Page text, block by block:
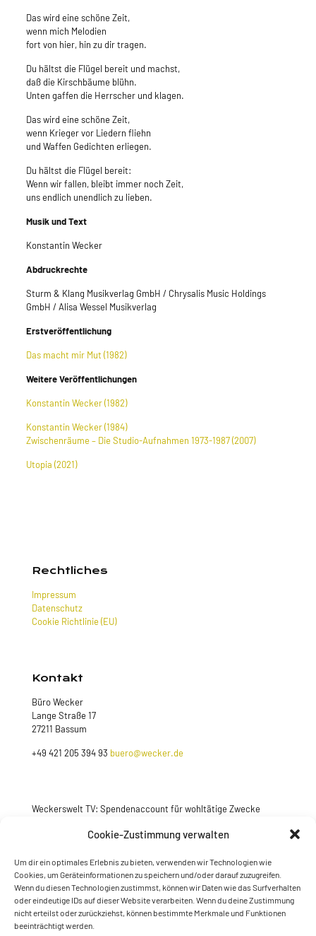
Cookie-Zustimmung verwalten
Um dir ein optimales Erlebnis zu bieten, verwenden wir Technologien wie
Cookies, um Geräteinformationen zu speichern und/oder darauf zuzugreifen.
Wenn du diesen Technologien zustimmst, können wir Daten wie das Surfverhalten
oder eindeutige IDs auf dieser Website verarbeiten. Wenn du deine Zustimmung
nicht erteilst oder zurückziehst, können bestimmte Merkmale und Funktionen
beeinträchtigt werden.
Das wird eine schöne Zeit,
wenn mich Melodien
fort von hier, hin zu dir tragen.
Du hältst die Flügel bereit und machst,
daß die Kirschbäume blühn.
Unten gaffen die Herrscher und klagen.
Das wird eine schöne Zeit,
wenn Krieger vor Liedern fliehn
und Waffen Gedichten erliegen.
Du hältst die Flügel bereit:
Wenn wir fallen, bleibt immer noch Zeit,
uns endlich unendlich zu lieben.
Musik und Text
Konstantin Wecker
Abdruckrechte
Sturm & Klang Musikverlag GmbH / Chrysalis Music Holdings
GmbH / Alisa Wessel Musikverlag
Erstveröffentlichung
Das macht mir Mut (1982)
Weitere Veröffentlichungen
Konstantin Wecker (1982)
Konstantin Wecker (1984)
Zwischenräume – Die Studio-Aufnahmen 1973-1987 (2007)
Utopia (2021)
Rechtliches
Impressum
Datenschutz
Cookie Richtlinie (EU)
Kontakt
Büro Wecker
Lange Straße 17
27211 Bassum
+49 421 205 394 93 buero@wecker.de
Weckerswelt TV: Spendenaccount für wohltätige Zwecke
Jetzt spenden